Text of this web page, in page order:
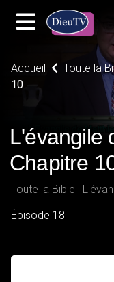
Accueil Toute la
10
L'évangile
Chapitre
Toute la Bible |
Épisode 18